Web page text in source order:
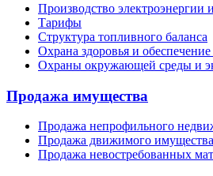
Производство электроэнергии
Тарифы
Структура топливного баланса
Охрана здоровья и обеспечение
Охраны окружающей среды и
Продажа имущества
Продажа непрофильного
Продажа движимого имущества
Продажа невостребованных